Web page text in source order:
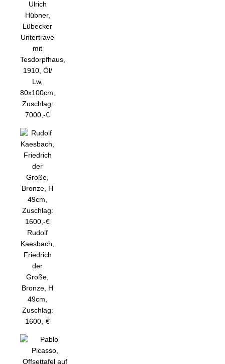
Ulrich
Hübner,
Lübecker
Untertrave
mit
Tesdorpfhaus,
1910, Öl/
Lw,
80x100cm,
Zuschlag:
7000,-€
Rudolf
Kaesbach,
Friedrich
der
Große,
Bronze, H
49cm,
Zuschlag:
1600,-€